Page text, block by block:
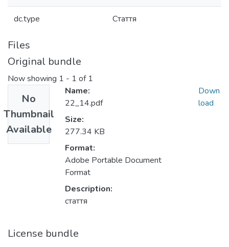
dc.type Стаття
Files
Original bundle
Now showing 1 - 1 of 1
No
Thumbnail
Available
Name:
22_14.pdf
Size:
277.34 KB
Format:
Adobe Portable Document
Format
Description:
стаття
Down
load
License bundle